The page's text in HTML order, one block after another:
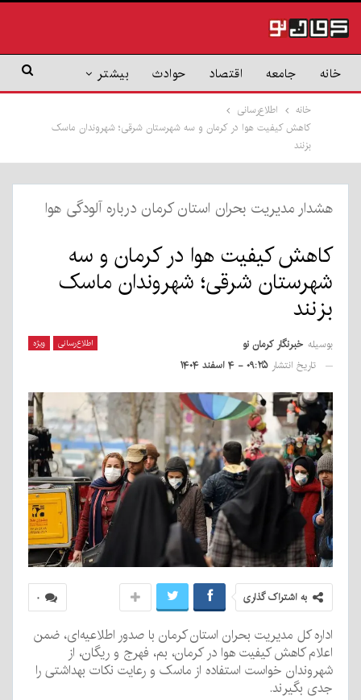
خانه جامعه اقتصاد حوادث بیشتر
خانه
اطلاع‌رسانی
کاهش کیفیت هوا در کرمان و سه شهرستان شرقی؛ شهروندان ماسک
بزنند
هشدار مدیریت بحران استان کرمان درباره آلودگی هوا
کاهش کیفیت هوا در کرمان و سه
شهرستان شرقی؛ شهروندان ماسک
بزنند
اطلاع‌رسانی ویژه بوسیله خبرنگار کرمان نو
تاریخ انتشار ۰۹:۲۵ - ۴ اسفند ۱۴۰۴
۰ به اشتراک گذاری
اداره کل مدیریت بحران استان کرمان با صدور اطلاعیه‌ای، ضمن
اعلام کاهش کیفیت هوا در کرمان، بم، فهرج و ریگان، از
شهروندان خواست استفاده از ماسک و رعایت نکات بهداشتی را
جدی بگیرند.